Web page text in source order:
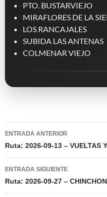
PTO. BUSTARVIEJO
MIRAFLORES DE LA
LOS RANCAJALES
SUBIDA LAS ANTENAS
COLMENAR VIEJO
Navegación
de
entradas
ENTRADA ANTERIOR
Ruta: 2026-09-13 – VUELTAS
ENTRADA SIGUIENTE
Ruta: 2026-09-27 –